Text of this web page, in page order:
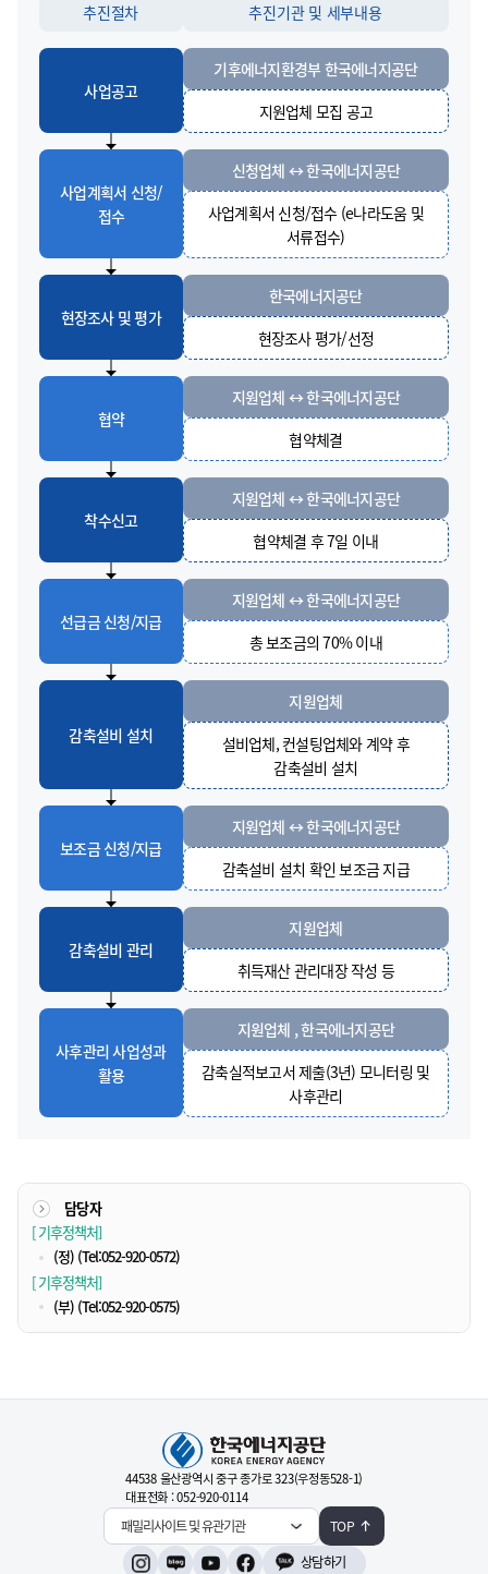
추진절차 추진기관 및 세부내용
사업공고
기후에너지환경부 한국에너지공단
지원업체 모집 공고
사업계획서 신청/
접수
신청업체 ↔ 한국에너지공단
사업계획서 신청/접수 (e나라도움 및
서류접수)
현장조사 및 평가
한국에너지공단
현장조사 평가/선정
협약
지원업체 ↔ 한국에너지공단
협약체결
착수신고
지원업체 ↔ 한국에너지공단
협약체결 후 7일 이내
선급금 신청/지급
지원업체 ↔ 한국에너지공단
총 보조금의 70% 이내
감축설비 설치
지원업체
설비업체, 컨설팅업체와 계약 후
감축설비 설치
보조금 신청/지급
지원업체 ↔ 한국에너지공단
감축설비 설치 확인 보조금 지급
감축설비 관리
지원업체
취득재산 관리대장 작성 등
사후관리 사업성과
활용
지원업체 , 한국에너지공단
감축실적보고서 제출(3년) 모니터링 및
사후관리
담당자
[ 기후정책처]
(정) (Tel:052-920-0572)
[ 기후정책처]
(부) (Tel:052-920-0575)
44538 울산광역시 중구 종가로 323(우정동528-1)
대표전화 : 052-920-0114
패밀리사이트 및 유관기관 TOP
상담하기